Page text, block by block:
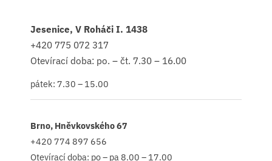
Jesenice, V Roháči I. 1438
+420 775 072 317
Otevírací doba: po. – čt. 7.30 – 16.00
pátek: 7.30 – 15.00
Brno, Hněvkovského 67
+420 774 897 656
Otevírací doba: po – pa 8.00 – 17.00